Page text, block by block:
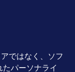
ではなく、ソフ
パーソナライ